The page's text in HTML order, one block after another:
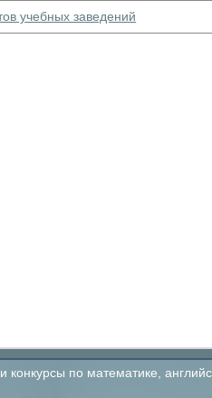
учебных заведений
по математике,